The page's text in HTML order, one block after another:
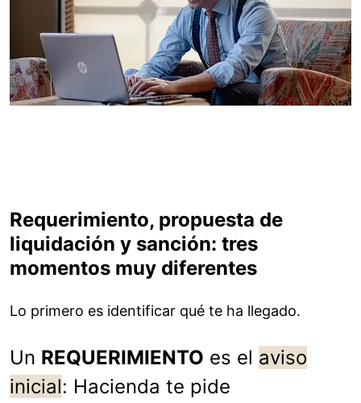
Requerimiento, propuesta de
liquidación y sanción: tres
momentos muy diferentes
Lo primero es identificar qué te ha llegado.
Un REQUERIMIENTO es el aviso
inicial: Hacienda te pide